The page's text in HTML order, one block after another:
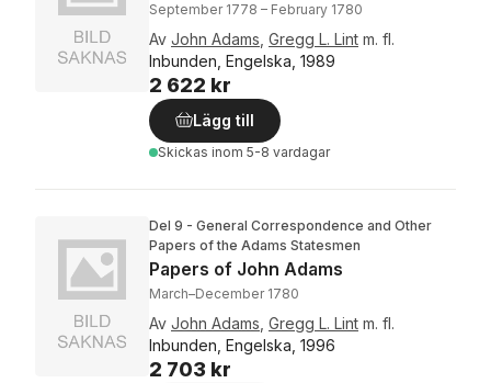
September 1778 – February 1780
Av John Adams Gregg L. Lint m. fl.
Inbunden, Engelska, 1989
2 622 kr
Lägg till
Skickas inom 5-8 vardagar
Del 9 - General Correspondence and Other
Papers of the Adams Statesmen
Papers of John Adams
March–December 1780
Av John Adams Gregg L. Lint m. fl.
Inbunden, Engelska, 1996
2 703 kr